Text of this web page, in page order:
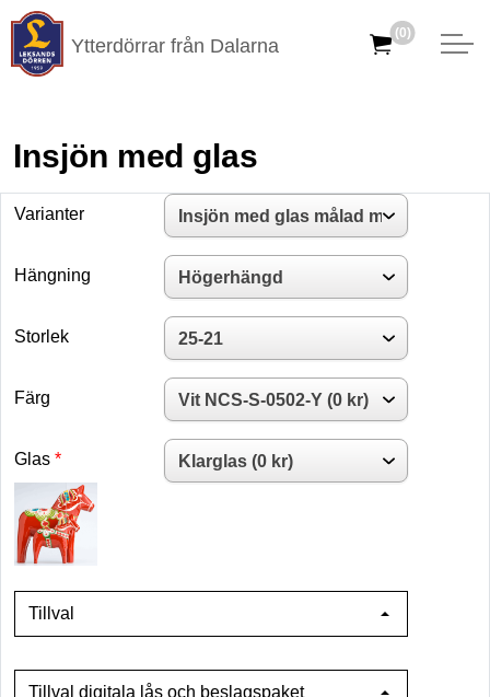
Ytterdörrar från Dalarna
(0)
Insjön med glas
Varianter
Hängning
Storlek
Färg
Glas
Tillval
Tillval digitala lås och beslagspaket